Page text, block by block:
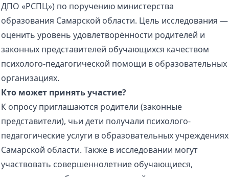
ДПО «РСПЦ») по поручению министерства
образования Самарской области. Цель исследования —
оценить уровень удовлетворённости родителей и
законных представителей обучающихся качеством
психолого-педагогической помощи в образовательных
организациях.
Кто может принять участие?
К опросу приглашаются родители (законные
представители), чьи дети получали психолого-
педагогические услуги в образовательных учреждениях
Самарской области. Также в исследовании могут
участвовать совершеннолетние обучающиеся,